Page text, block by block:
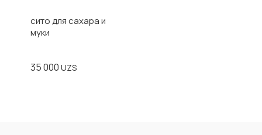
сито для сахара и
муки
35 000 UZS